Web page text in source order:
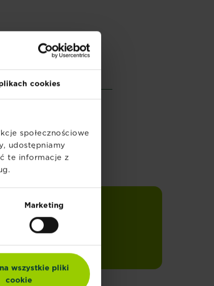
cookies
społecznościowe
udostępniamy
te informacje z
Marketing
wszystkie pliki
cookie
Zapisuję się